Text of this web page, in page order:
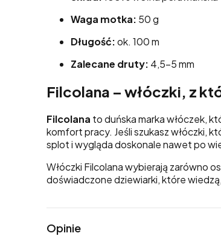
Waga motka: 50 g
Długość:ok. 100 m
Zalecane druty: 4,5–5 mm
Filcolana – włóczki, z
Filcolana to duńska marka włóczek,
komfort pracy. Jeśli szukasz włóczki,
splot i wygląda doskonale nawet po
Włóczki Filcolana wybierają zarówno
doświadczone dziewiarki, które
Opinie